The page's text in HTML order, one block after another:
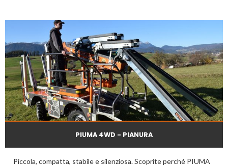
PIUMA 4WD - PIANURA
Piccola, compatta, stabile e silenziosa. Scoprite perché PIUMA